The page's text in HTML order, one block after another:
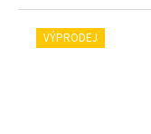
VÝPRODEJ